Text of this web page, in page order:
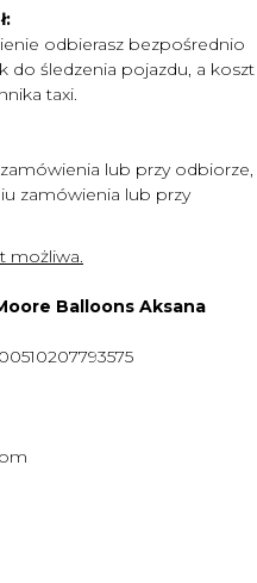
odbierasz bezpośrednio
do śledzenia pojazdu, a koszt
taxi.
lub przy odbiorze,
zamówienia lub przy
możliwa.
Balloons Aksana